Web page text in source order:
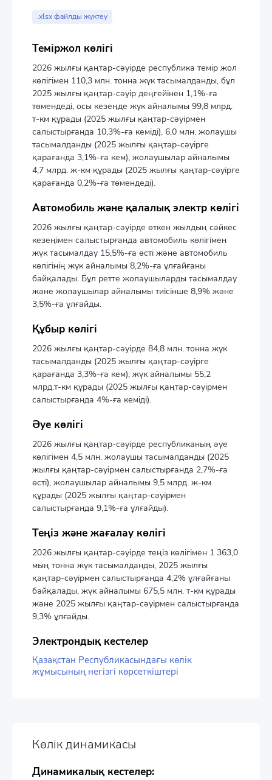
.xlsx файлды жүктеу
Теміржол көлігі
2026 жылғы қаңтар-сәуірде республика темір жол
көлігімен 110,3 млн. тонна жүк тасымалданды, бұл
2025 жылғы қаңтар-сәуір деңгейінен 1,1%-ға
төмендеді, осы кезеңде жүк айналымы 99,8 млрд.
т-км құрады (2025 жылғы қаңтар-сәуірмен
салыстырғанда 10,3%-ға кеміді), 6,0 млн. жолаушы
тасымалданды (2025 жылғы қаңтар-сәуірге
қарағанда 3,1%-ға кем), жолаушылар айналымы
4,7 млрд. ж-км құрады (2025 жылғы қаңтар-сәуірге
қарағанда 0,2%-ға төмендеді).
Автомобиль және қалалық электр көлігі
2026 жылғы қаңтар-сәуірде өткен жылдың сәйкес
кезеңімен салыстырғанда автомобиль көлігімен
жүк тасымалдау 15,5%-ға өсті және автомобиль
көлігінің жүк айналымы 8,2%-ға ұлғайғаны
байқалады. Бұл ретте жолаушыларды тасымалдау
және жолаушылар айналымы тиісінше 8,9% және
3,5%-ға ұлғайды.
Құбыр көлігі
2026 жылғы қаңтар-сәуірде 84,8 млн. тонна жүк
тасымалданды (2025 жылғы қаңтар-сәуірге
қарағанда 3,3%-ға кем), жүк айналымы 55,2
млрд.т-км құрады (2025 жылғы қаңтар-сәуірмен
салыстырғанда 4%-ға кеміді).
Әуе көлігі
2026 жылғы қаңтар-сәуірде республиканың әуе
көлігімен 4,5 млн. жолаушы тасымалданды (2025
жылғы қаңтар-сәуірмен салыстырғанда 2,7%-ға
өсті), жолаушылар айналымы 9,5 млрд. ж-км
құрады (2025 жылғы қаңтар-сәуірмен
салыстырғанда 9,1%-ға ұлғайды).
Теңіз және жағалау көлігі
2026 жылғы қаңтар-сәуірде теңіз көлігімен 1 363,0
мың тонна жүк тасымалданды, 2025 жылғы
қаңтар-сәуірмен салыстырғанда 4,2% ұлғайғаны
байқалады, жүк айналымы 675,5 млн. т-км құрады
және 2025 жылғы қаңтар-сәуірмен салыстырғанда
9,3% ұлғайды.
Электрондық кестелер
Қазақстан Республикасындағы көлік
жұмысының негізгі көрсеткіштері
Көлік динамикасы
Динамикалық кестелер: